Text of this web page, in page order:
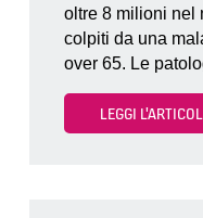
oltre 8 milioni nel
colpiti da una
over 65. Le
LEGGI